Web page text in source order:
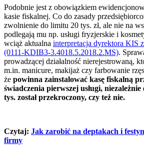
Podobnie jest z obowiązkiem
kasie fiskalnej. Co do zasady
zwolnienie do limitu 20 tys. zł, ale nie na
podlegają mu np. usługi fryzjerskie i
wciąż aktualna interpretacja dyrektora KIS
(0111-KDIB3-3.4018.5.2018.2.MS).
prowadzącej działalność nierejestrowaną,
m.in. manicure, makijaż czy farbowanie
że powinna zainstalować kasę fiskalną
świadczenia pierwszej usługi,
tys. został przekroczony, czy też nie.
Czytaj: Jak zarobić na deptakach i
firmy